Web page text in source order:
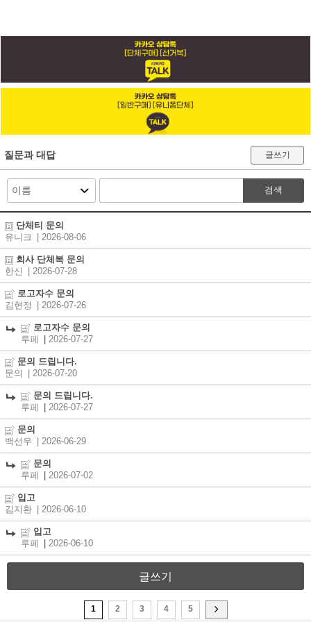
질문과 대답 글쓰기
검색
단체티 문의
유니크
| 2026-08-06
회사 단체복 문의
한신
| 2026-07-28
로고자수 문의
김현정
| 2026-07-26
로고자수 문의
루페
2026-07-27
문의 드립니다.
문의
| 2026-07-20
문의 드립니다.
루페
2026-07-27
문의
백선우
| 2026-06-29
문의
루페
2026-07-02
입고
김지환
| 2026-06-10
입고
루페
2026-06-10
글쓰기
1 2 3 4 5